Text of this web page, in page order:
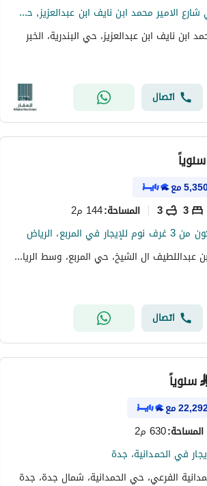
عمارة للإيجار في شارع الامير محمد ابن نايف ابن عبدالعزيز, حي البندرية, مدينة الخبر
ابن نايف ابن عبدالعزيز، حي البندرية، الخبر
اتصال
سنوياً
مع
3
3 المساحة:144 م2
الرياض
شارع عبدالله بن عبداللطيف ال الشيخ، حي المربع، وسط الرياض، الرياض
اتصال
سنوياً
مع
المساحة:630 م2
في الحمدانية، جدة
الفرعي، حي الحمدانية، شمال جدة، جدة